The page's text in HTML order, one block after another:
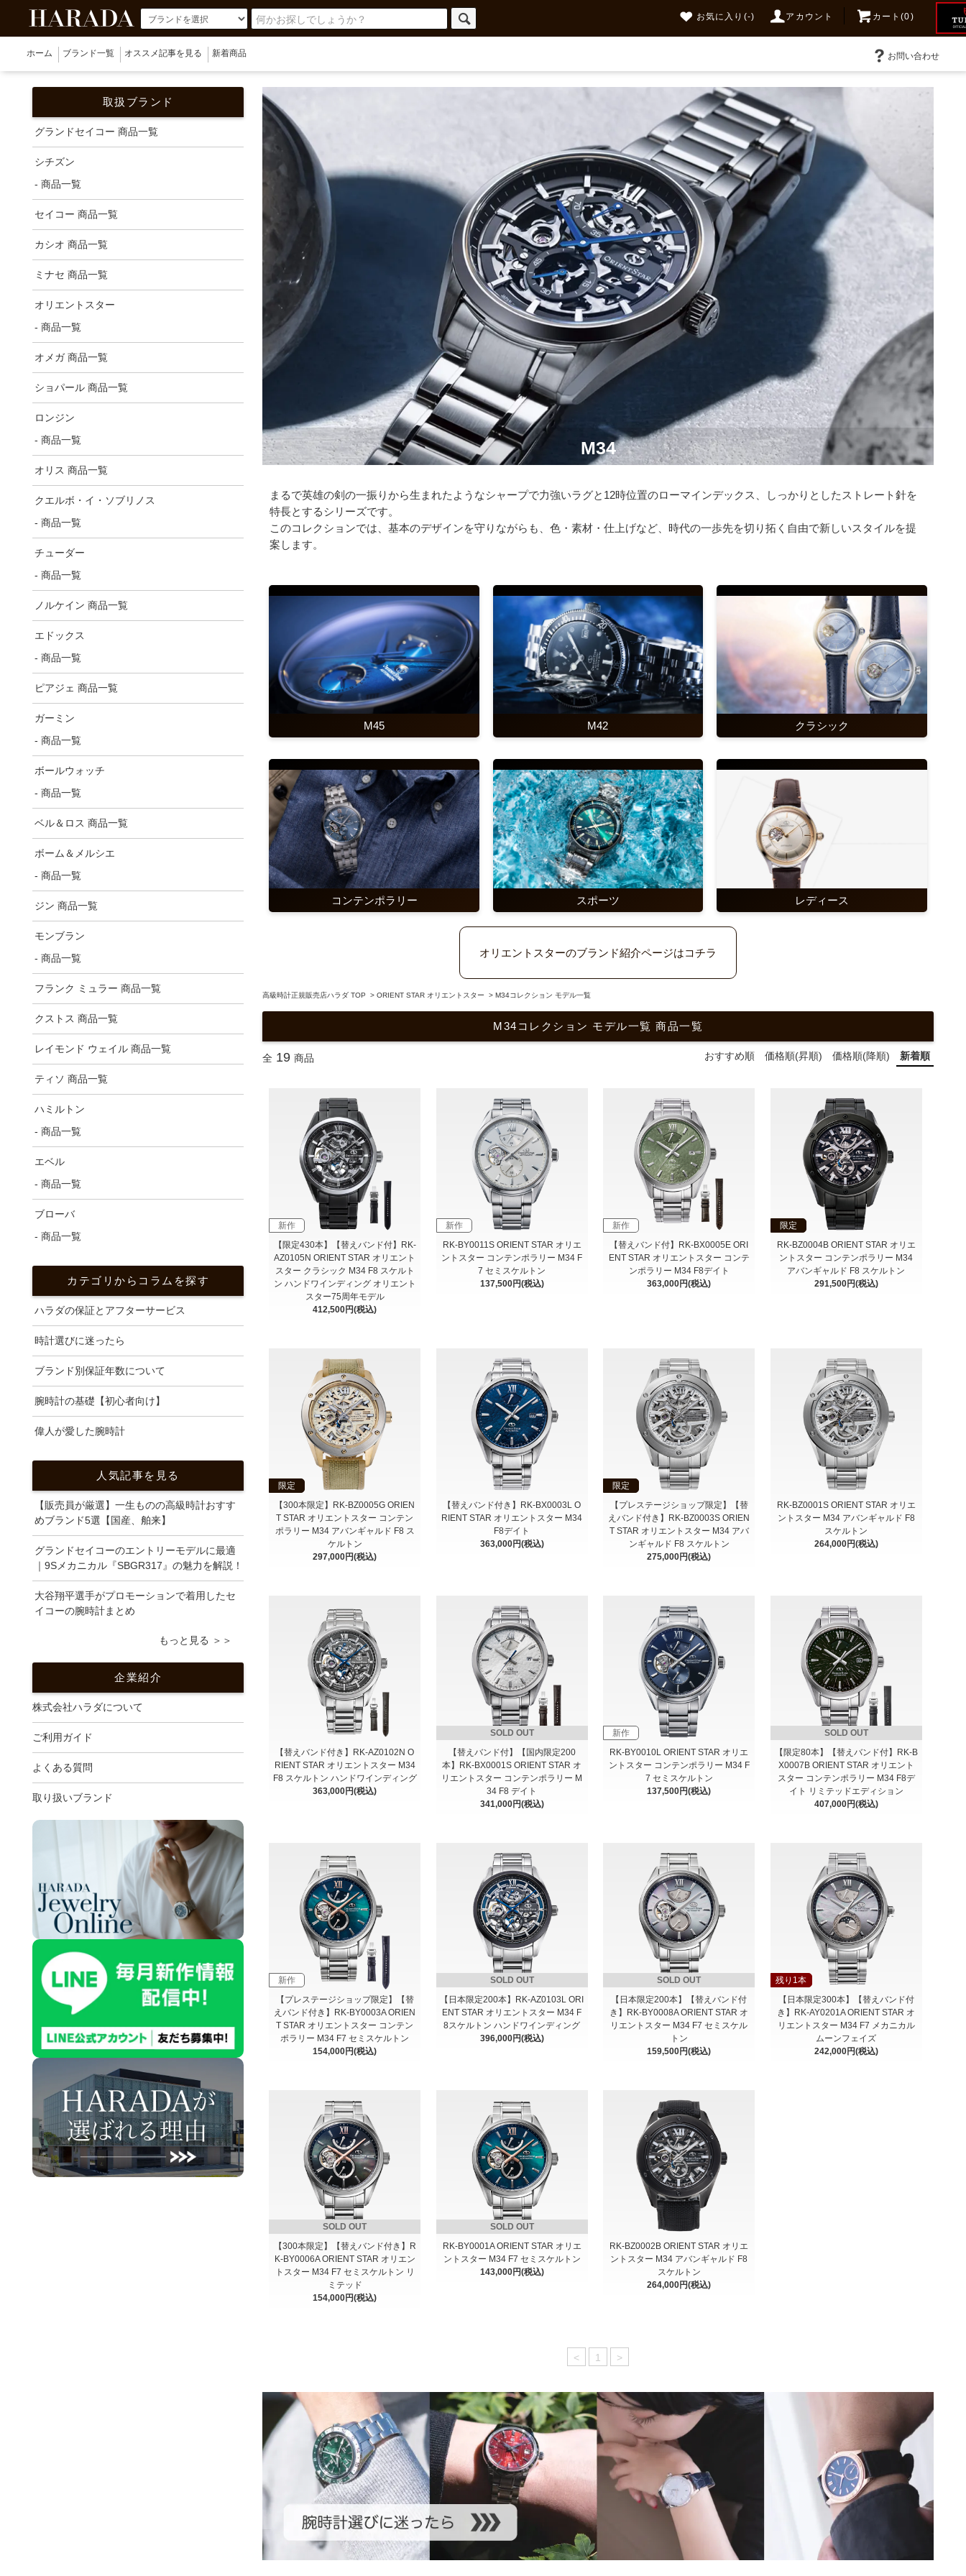
お気に入り (-) アカウント カート(0)
ホーム ブランド一覧 オススメ記事を見る 新着商品 お問い合わせ
M34
まるで英雄の剣の一振りから生まれたようなシャープで力強いラグと12時位置のローマインデックス、しっかりとしたストレート針を
特長とするシリーズです。
このコレクションでは、基本のデザインを守りながらも、色・素材・仕上げなど、時代の一歩先を切り拓く自由で新しいスタイルを提
案します。
M45 M42 クラシック
コンテンポラリー スポーツ レディース
オリエントスターのブランド紹介ページはコチラ
高級時計正規販売店ハラダ TOP > ORIENT STAR オリエントスター > M34コレクション モデル一覧
M34コレクション モデル一覧 商品一覧
全 19 商品 おすすめ順 価格順(昇順) 価格順(降順) 新着順
新作
【限定430本】【替えバンド付】RK-
AZ0105N ORIENT STAR オリエント
スター クラシック M34 F8 スケルト
ン ハンドワインディング オリエント
スター75周年モデル
412,500円(税込)
新作
RK-BY0011S ORIENT STAR オリエ
ントスター コンテンポラリー M34 F
7 セミスケルトン
137,500円(税込)
新作
【替えバンド付】RK-BX0005E ORI
ENT STAR オリエントスター コンテ
ンポラリー M34 F8デイト
363,000円(税込)
限定
RK-BZ0004B ORIENT STAR オリエ
ントスター コンテンポラリー M34
アバンギャルド F8 スケルトン
291,500円(税込)
限定
【300本限定】RK-BZ0005G ORIEN
T STAR オリエントスター コンテン
ポラリー M34 アバンギャルド F8 ス
ケルトン
297,000円(税込)
【替えバンド付き】RK-BX0003L O
RIENT STAR オリエントスター M34
F8デイト
363,000円(税込)
限定
【プレステージショップ限定】【替
えバンド付き】RK-BZ0003S ORIEN
T STAR オリエントスター M34 アバ
ンギャルド F8 スケルトン
275,000円(税込)
RK-BZ0001S ORIENT STAR オリエ
ントスター M34 アバンギャルド F8
スケルトン
264,000円(税込)
【替えバンド付き】RK-AZ0102N O
RIENT STAR オリエントスター M34
F8 スケルトン ハンドワインディング
363,000円(税込)
SOLD OUT
【替えバンド付】【国内限定200
本】RK-BX0001S ORIENT STAR オ
リエントスター コンテンポラリー M
34 F8 デイト
341,000円(税込)
新作
RK-BY0010L ORIENT STAR オリエ
ントスター コンテンポラリー M34 F
7 セミスケルトン
137,500円(税込)
SOLD OUT
【限定80本】【替えバンド付】RK-B
X0007B ORIENT STAR オリエント
スター コンテンポラリー M34 F8デ
イト リミテッドエディション
407,000円(税込)
新作
【プレステージショップ限定】【替
えバンド付き】RK-BY0003A ORIEN
T STAR オリエントスター コンテン
ポラリー M34 F7 セミスケルトン
154,000円(税込)
SOLD OUT
【日本限定200本】RK-AZ0103L ORI
ENT STAR オリエントスター M34 F
8スケルトン ハンドワインディング
396,000円(税込)
SOLD OUT
【日本限定200本】【替えバンド付
き】RK-BY0008A ORIENT STAR オ
リエントスター M34 F7 セミスケル
トン
159,500円(税込)
残り1本
【日本限定300本】【替えバンド付
き】RK-AY0201A ORIENT STAR オ
リエントスター M34 F7 メカニカル
ムーンフェイズ
242,000円(税込)
SOLD OUT
【300本限定】【替えバンド付き】R
K-BY0006A ORIENT STAR オリエン
トスター M34 F7 セミスケルトン リ
ミテッド
154,000円(税込)
SOLD OUT
RK-BY0001A ORIENT STAR オリエ
ントスター M34 F7 セミスケルトン
143,000円(税込)
RK-BZ0002B ORIENT STAR オリエ
ントスター M34 アバンギャルド F8
スケルトン
264,000円(税込)
< 1 >
取扱ブランド
グランドセイコー 商品一覧
シチズン
- 商品一覧
セイコー 商品一覧
カシオ 商品一覧
ミナセ 商品一覧
オリエントスター
- 商品一覧
オメガ 商品一覧
ショパール 商品一覧
ロンジン
- 商品一覧
オリス 商品一覧
クエルボ・イ・ソブリノス
- 商品一覧
チューダー
- 商品一覧
ノルケイン 商品一覧
エドックス
- 商品一覧
ピアジェ 商品一覧
ガーミン
- 商品一覧
ボールウォッチ
- 商品一覧
ベル＆ロス 商品一覧
ボーム＆メルシエ
- 商品一覧
ジン 商品一覧
モンブラン
- 商品一覧
フランク ミュラー 商品一覧
クストス 商品一覧
レイモンド ウェイル 商品一覧
ティソ 商品一覧
ハミルトン
- 商品一覧
エベル
- 商品一覧
ブローバ
- 商品一覧
カテゴリからコラムを探す
ハラダの保証とアフターサービス
時計選びに迷ったら
ブランド別保証年数について
腕時計の基礎【初心者向け】
偉人が愛した腕時計
人気記事を見る
【販売員が厳選】一生ものの高級時計おすす
めブランド5選【国産、舶来】
グランドセイコーのエントリーモデルに最適
｜9Sメカニカル『SBGR317』の魅力を解説！
大谷翔平選手がプロモーションで着用したセ
イコーの腕時計まとめ
もっと見る ＞＞
企業紹介
株式会社ハラダについて
ご利用ガイド
よくある質問
取り扱いブランド